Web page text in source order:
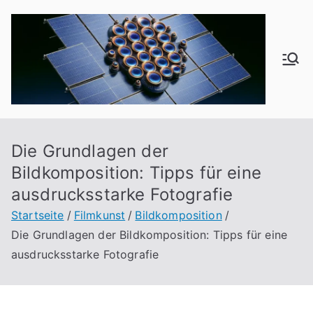
od
Die Grundlagen der
Bildkomposition: Tipps für eine
ausdrucksstarke Fotografie
Startseite Filmkunst
Bildkomposition
Die Grundlagen der Bildkomposition: Tipps für eine
ausdrucksstarke Fotografie